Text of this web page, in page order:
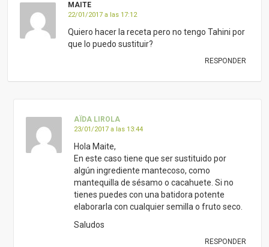
MAITE
22/01/2017 a las 17:12
Quiero hacer la receta pero no tengo Tahini por
que lo puedo sustituir?
RESPONDER
AÏDA LIROLA
23/01/2017 a las 13:44
Hola Maite,
En este caso tiene que ser sustituido por
algún ingrediente mantecoso, como
mantequilla de sésamo o cacahuete. Si no
tienes puedes con una batidora potente
elaborarla con cualquier semilla o fruto seco.
Saludos
RESPONDER